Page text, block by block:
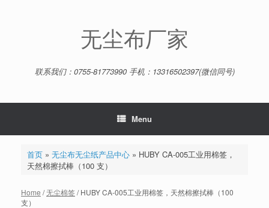
无尘布厂家
联系我们：0755-81773990 手机：13316502397(微信同号)
Menu
首页» 无尘布无尘纸产品中心» HUBY CA-005工业用棉签，
天然棉擦拭棒（100 支）
Home /无尘棉签/ HUBY CA-005工业用棉签，天然棉擦拭棒（100
支）